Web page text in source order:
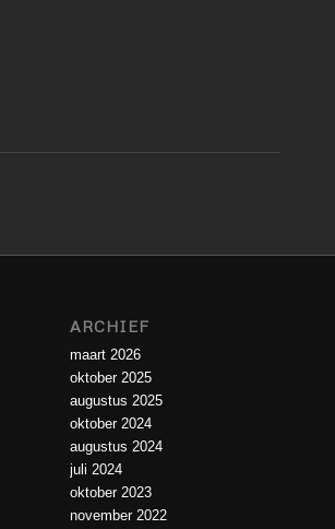
ARCHIEF
maart 2026
oktober 2025
augustus 2025
oktober 2024
augustus 2024
juli 2024
oktober 2023
november 2022